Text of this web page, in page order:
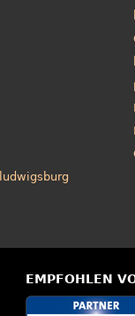
EMPFOHLEN